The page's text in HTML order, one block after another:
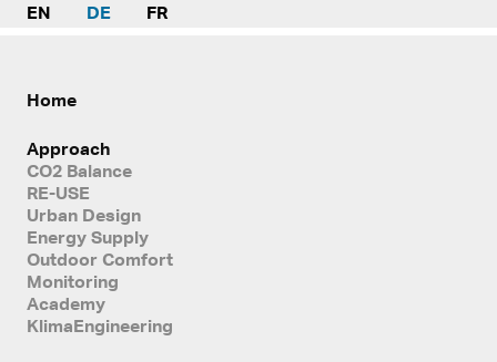
EN DE FR
Home
Approach
CO2 Balance
RE-USE
Urban Design
Energy Supply
Outdoor Comfort
Monitoring
Academy
KlimaEngineering